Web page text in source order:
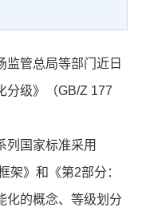
管总局等部门近日
分级》（GB/Z 177
国家标准采用
架》和《第2部分：
化的概念、等级划分